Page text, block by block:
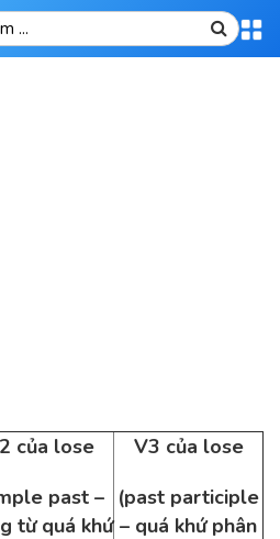
của lose
past –
từ quá khứ
V3 của lose
(past participle
– quá khứ phân